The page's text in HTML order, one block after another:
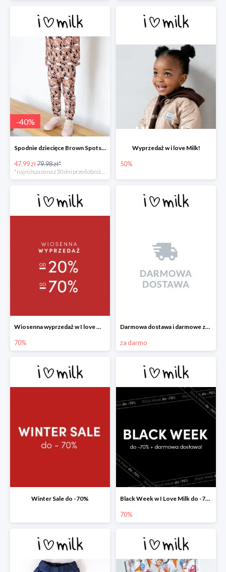
-40%
Spodnie dziecięce Brown Spots print
47.99 zł79.98 zł*
Wyprzedaż w i love Milk!
50%
Wiosenna wyprzedaż w I love Milk do -70%
70%
Darmowa dostawa i darmowe zwroty w I love Milk
za darmo
Winter Sale do -70% Black Week w I Love Milk do -70%
70%